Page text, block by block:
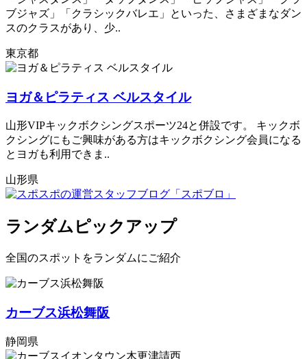
ブジャズ」「クラシックバレエ」といった、さまざまなダン
スのクラスがあり、少..
東京都
ヨガ＆ピラティス ベルスタイル
山形VIPキックボクシングスポーツ24と併設です。 キックボ
クシングにもご興味がある方はキックボクシング会員になる
とヨガも利用できま..
山形県
ランダムピックアップ
全国のスポットをランダムにご紹介
カーブス浜松舞阪
静岡県